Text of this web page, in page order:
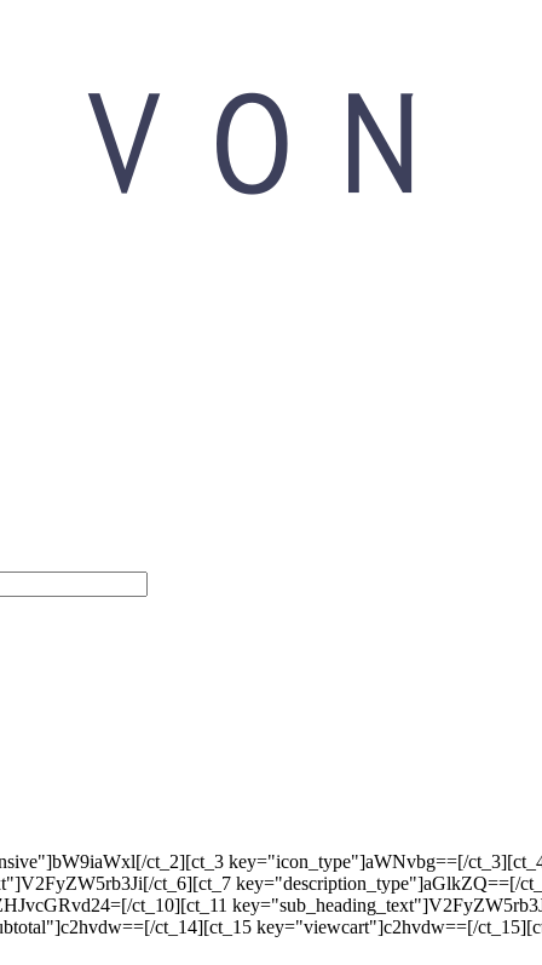
ct_2][ct_3 key="icon_type"]aWNvbg==[/
ct_6][ct_7 key="description_type"]aGlkZQ==[/
ct_10][ct_11
ct_14][ct_15 key="viewcart"]c2hvdw==[/